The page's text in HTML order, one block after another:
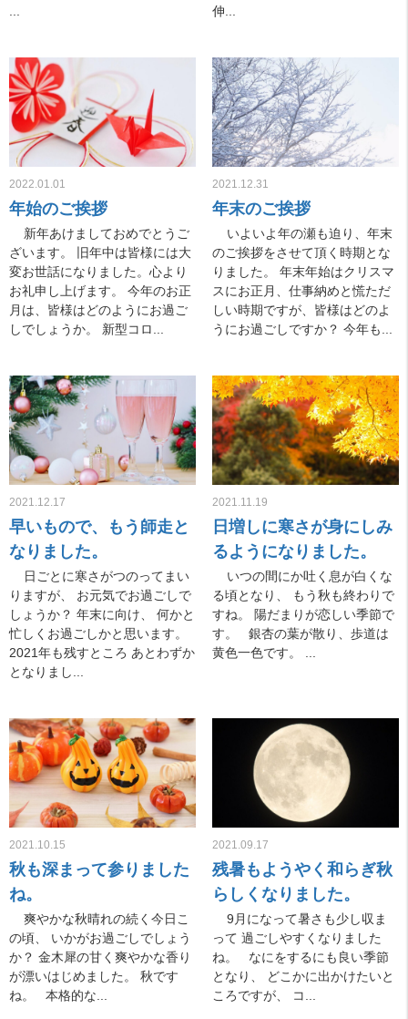
伸...
2022.01.01
年始のご挨拶
新年あけましておめでとうご
ざいます。 旧年中は皆様には大
変お世話になりました。心より
お礼申し上げます。 今年のお正
月は、皆様はどのようにお過ご
しでしょうか。 新型コロ...
2021.12.31
年末のご挨拶
いよいよ年の瀬も迫り、年末
のご挨拶をさせて頂く時期とな
りました。 年末年始はクリスマ
スにお正月、仕事納めと慌ただ
しい時期ですが、皆様はどのよ
うにお過ごしですか？ 今年も...
2021.12.17
早いもので、もう師走と
なりました。
日ごとに寒さがつのってまい
りますが、 お元気でお過ごしで
しょうか？ 年末に向け、 何かと
忙しくお過ごしかと思います。
2021年も残すところ あとわずか
となりまし...
2021.11.19
日増しに寒さが身にしみ
るようになりました。
いつの間にか吐く息が白くな
る頃となり、 もう秋も終わりで
すね。 陽だまりが恋しい季節で
す。 銀杏の葉が散り、歩道は
黄色一色です。 ...
2021.10.15
秋も深まって参りました
ね。
爽やかな秋晴れの続く今日こ
の頃、 いかがお過ごしでしょう
か？ 金木犀の甘く爽やかな香り
が漂いはじめました。 秋です
ね。 本格的な...
2021.09.17
残暑もようやく和らぎ秋
らしくなりました。
9月になって暑さも少し収ま
って 過ごしやすくなりました
ね。 なにをするにも良い季節
となり、 どこかに出かけたいと
ころですが、 コ...